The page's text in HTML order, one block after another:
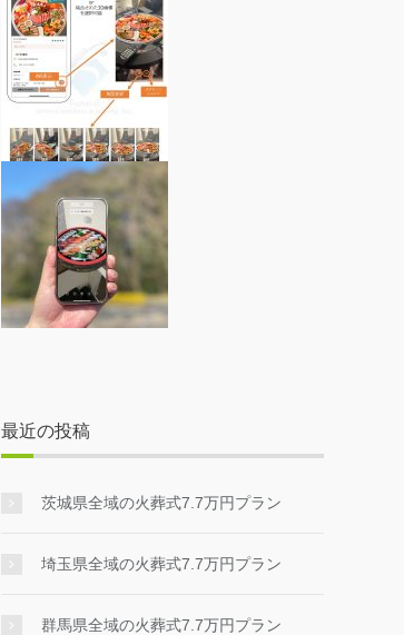
最近の投稿
茨城県全域の火葬式7.7万円プラン
埼玉県全域の火葬式7.7万円プラン
群馬県全域の火葬式7.7万円プラン